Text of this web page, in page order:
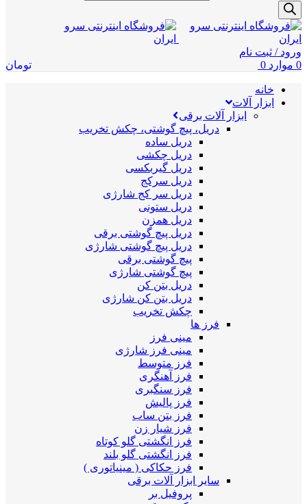
ورود / ثبت نام
0 موارد 0 تومان
خانه
ابزار آلات
ابزار آلات برقی
دریل، پیچ گوشتی، چکش تخریب
دریل ساده
دریل چکشی
دریل گیربکسی
دریل سرکج
دریل سر کج شارژی
دریل ستونی
دریل همزن
دریل پیچ گوشتی برقی
دریل پیچ گوشتی شارژی
پیچ گوشتی برقی
پیچ گوشتی شارژی
دریل بتن کن
دریل بتن کن شارژی
چکش تخریب
فرز ها
مینی فرز
مینی فرز شارژی
فرز متوسط
فرز آهنگری
فرز سنگبری
فرز پالیش
فرز بتن ساب
فرز شیار زن
فرز انگشتی گلو کوتاه
فرز انگشتی گلو بلند
فرز حکاکی ( مینیاتوری )
سایر ابزار آلات برقی
پروفیل بر